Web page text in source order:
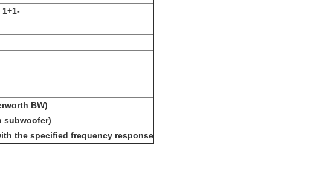
BW)
subwoofer)
the specified frequency response